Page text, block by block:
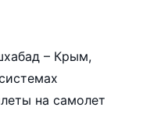
– Крым,
на самолет